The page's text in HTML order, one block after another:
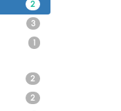
2
3
1
2
2